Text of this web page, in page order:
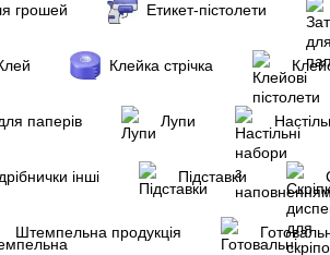
грошей Етикет-пістолети
Клейка стрічка
паперів Лупи
інші Підставки
Штемпельна продукція